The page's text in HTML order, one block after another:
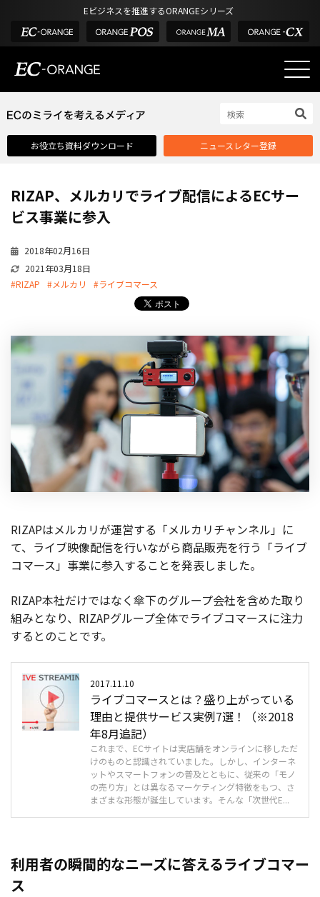
Eビジネスを推進するORANGEシリーズ
選ばれる理由
課題解決例
機能一覧
外部サービス連携
インフラ環境・サポート
ショッピングモール型 EC
マルチテナント、マルチブランドなど
通販受注対応
ECと通販の連動を可能に
EC運用支援
継続的に結果を出し続けるECサイトへ
ライセンス契約
内製化支援
補助金活用支援
導入事例
お役立ち記事
03-6432-0346
電話受付：平日 10:00~17:00
お問い合わせ
お役立ち資料ダウンロード ニュースレター登録
RIZAP、メルカリでライブ配信によるECサー
ビス事業に参入
2018年02月16日
2021年03月18日
#RIZAP
#メルカリ #ライブコマース
RIZAPはメルカリが運営する「メルカリチャンネル」に
て、ライブ映像配信を行いながら商品販売を行う「ライブ
コマース」事業に参入することを発表しました。
RIZAP本社だけではなく傘下のグループ会社を含めた取り
組みとなり、RIZAPグループ全体でライブコマースに注力
するとのことです。
2017.11.10
ライブコマースとは？盛り上がっている
理由と提供サービス実例7選！（※2018
年8月追記）
これまで、ECサイトは実店舗をオンラインに移しただ
けのものと認識されていました。しかし、インターネ
ットやスマートフォンの普及とともに、従来の「モノ
の売り方」とは異なるマーケティング特徴をもつ、さ
まざまな形態が誕生しています。そんな「次世代E...
利用者の瞬間的なニーズに答えるライブコマー
ス